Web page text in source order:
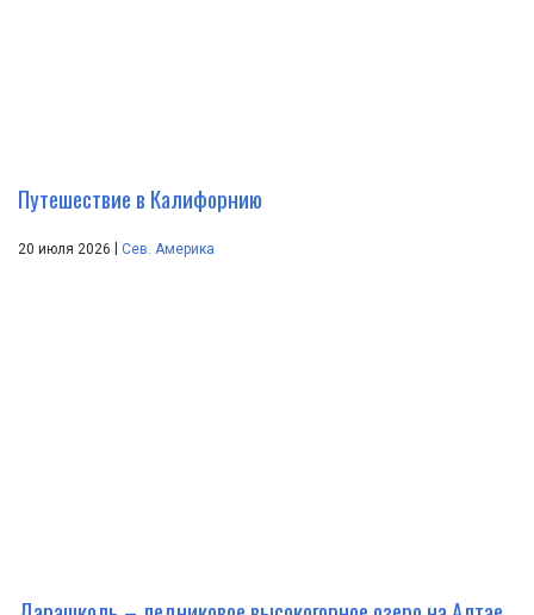
Путешествие в Калифорнию
20 июля 2026 | Сев. Америка